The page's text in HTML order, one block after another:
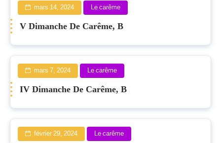
mars 14, 2024 Le carême
V Dimanche De Carême, B
mars 7, 2024 Le carême
IV Dimanche De Carême, B
février 29, 2024 Le carême